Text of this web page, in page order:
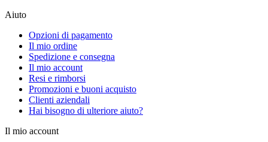
Aiuto
Opzioni di pagamento
Il mio ordine
Spedizione e consegna
Il mio account
Resi e rimborsi
Promozioni e buoni acquisto
Clienti aziendali
Hai bisogno di ulteriore aiuto?
Il mio account